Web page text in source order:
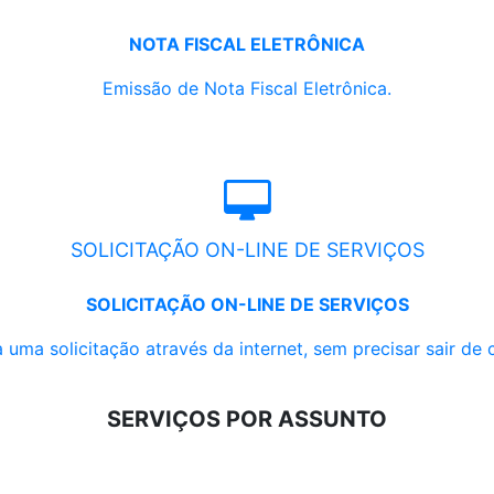
NOTA FISCAL ELETRÔNICA
Emissão de Nota Fiscal Eletrônica.
SOLICITAÇÃO ON-LINE DE SERVIÇOS
SOLICITAÇÃO ON-LINE DE SERVIÇOS
uma solicitação através da internet, sem precisar sair de
SERVIÇOS POR ASSUNTO